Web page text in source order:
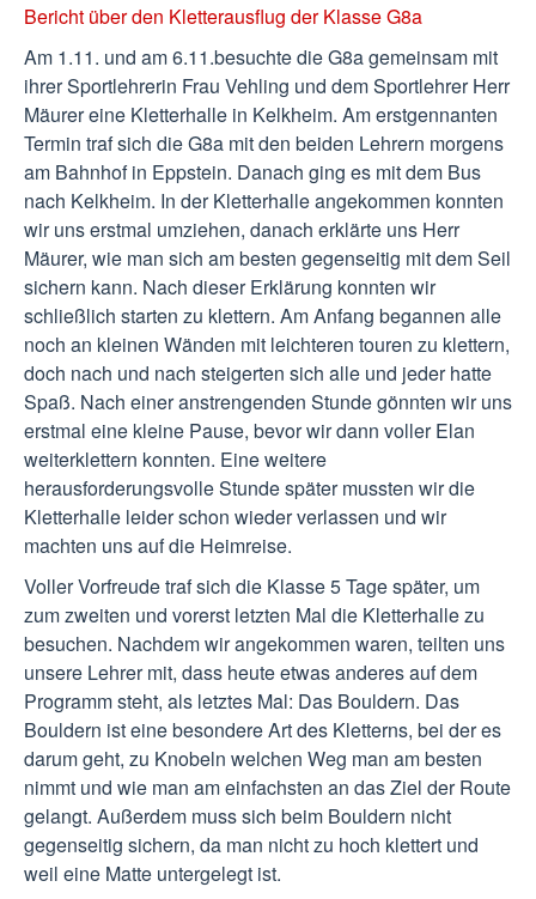
Bericht über den Kletterausflug der Klasse G8a
Am 1.11. und am 6.11.besuchte die G8a gemeinsam mit
ihrer Sportlehrerin Frau Vehling und dem Sportlehrer Herr
Mäurer eine Kletterhalle in Kelkheim. Am erstgennanten
Termin traf sich die G8a mit den beiden Lehrern morgens
am Bahnhof in Eppstein. Danach ging es mit dem Bus
nach Kelkheim. In der Kletterhalle angekommen konnten
wir uns erstmal umziehen, danach erklärte uns Herr
Mäurer, wie man sich am besten gegenseitig mit dem Seil
sichern kann. Nach dieser Erklärung konnten wir
schließlich starten zu klettern. Am Anfang begannen alle
noch an kleinen Wänden mit leichteren touren zu klettern,
doch nach und nach steigerten sich alle und jeder hatte
Spaß. Nach einer anstrengenden Stunde gönnten wir uns
erstmal eine kleine Pause, bevor wir dann voller Elan
weiterklettern konnten. Eine weitere
herausforderungsvolle Stunde später mussten wir die
Kletterhalle leider schon wieder verlassen und wir
machten uns auf die Heimreise.
Voller Vorfreude traf sich die Klasse 5 Tage später, um
zum zweiten und vorerst letzten Mal die Kletterhalle zu
besuchen. Nachdem wir angekommen waren, teilten uns
unsere Lehrer mit, dass heute etwas anderes auf dem
Programm steht, als letztes Mal: Das Bouldern. Das
Bouldern ist eine besondere Art des Kletterns, bei der es
darum geht, zu Knobeln welchen Weg man am besten
nimmt und wie man am einfachsten an das Ziel der Route
gelangt. Außerdem muss sich beim Bouldern nicht
gegenseitig sichern, da man nicht zu hoch klettert und
weil eine Matte untergelegt ist.